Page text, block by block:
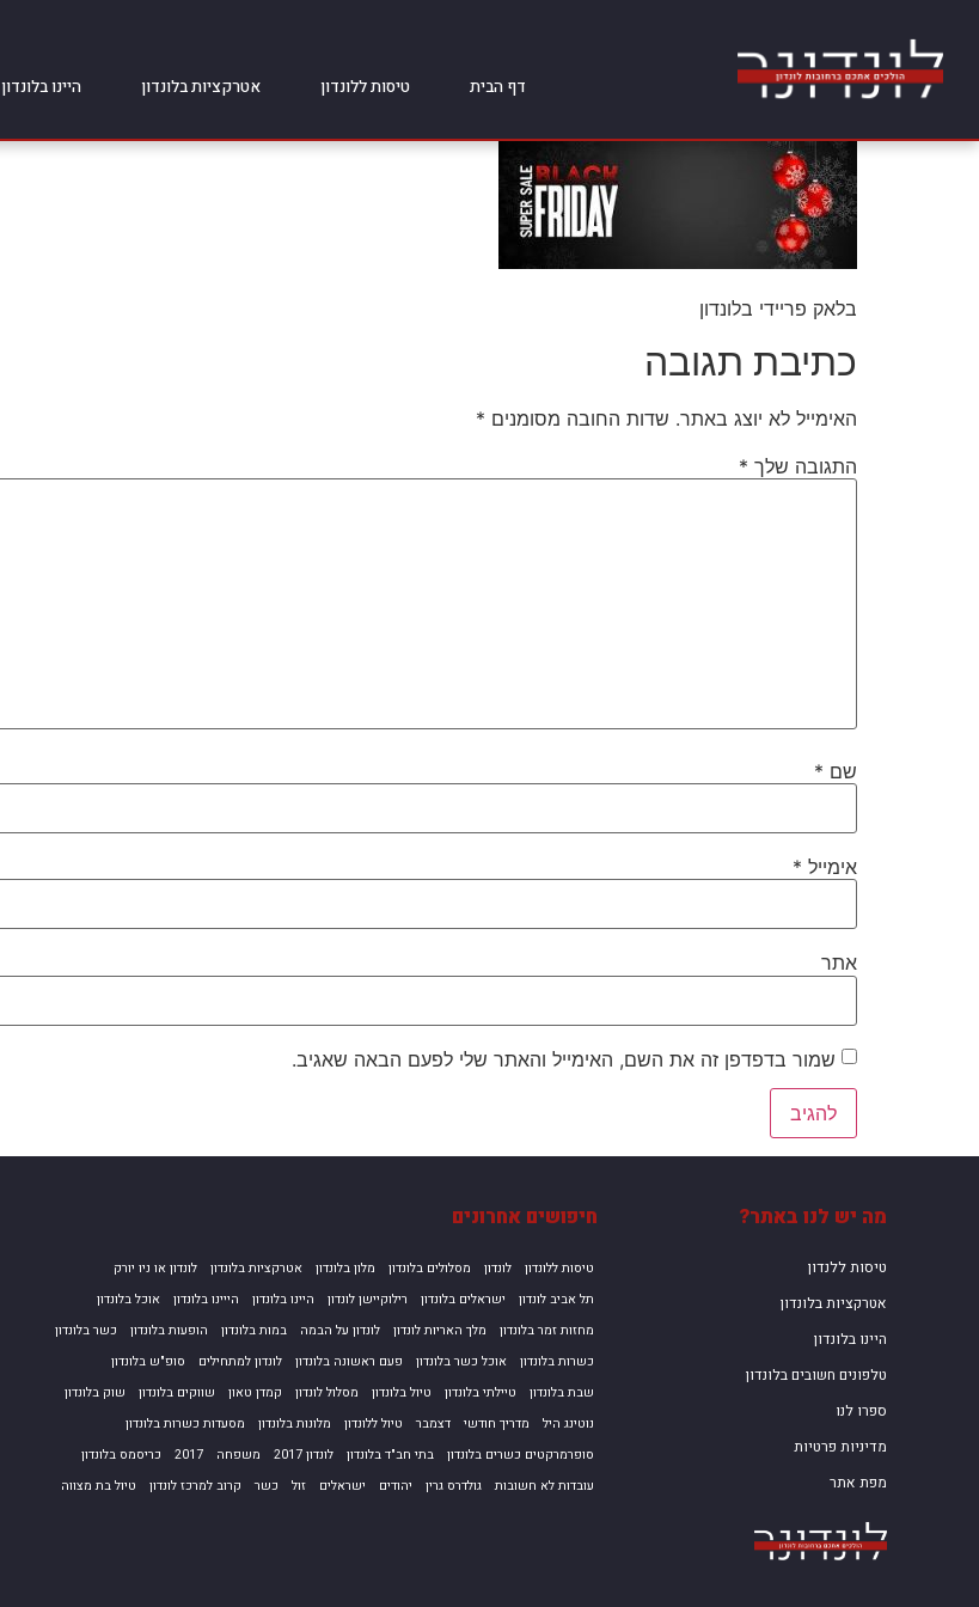
דף הבית טיסות ללונדון אטרקציות בלונדון היינו בלונדון
בלאק פריידי בלונדון
כתיבת תגובה
האימייל לא יוצג באתר. שדות החובה מסומנים *
התגובה שלך *
שם *
אימייל *
אתר
שמור בדפדפן זה את השם, האימייל והאתר שלי לפעם הבאה שאגיב.
מה יש לנו באתר?
טיסות ללנדון
אטרקציות בלונדון
היינו בלונדון
טלפונים חשובים בלונדון
ספרו לנו
מדיניות פרטיות
מפת אתר
חיפושים אחרונים
טיסות ללונדון לונדון מסלולים בלונדון מלון בלונדון אטרקציות בלונדון
לונדון או ניו יורק
תל אביב לונדון
ישראלים בלונדון רילוקיישן לונדון היינו בלונדון הייינו בלונדון
אוכל בלונדון
מחזות זמר בלונדון
מלך האריות לונדון לונדון על הבמה במות בלונדון הופעות בלונדון
כשר בלונדון
כשרות בלונדון
אוכל כשר בלונדון פעם ראשונה בלונדון לונדון למתחילים
סופ"ש בלונדון
שבת בלונדון
טיילתי בלונדון טיול בלונדון מסלול לונדון קמדן טאון שווקים בלונדון
שוק בלונדון
נוטינג היל
מדריך חודשי דצמבר טיול ללונדון מלונות בלונדון
מסעדות כשרות בלונדון
סופרמרקטים כשרים בלונדון
בתי חב"ד בלונדון לונדון 2017 משפחה 2017
כריסמס בלונדון
עובדות לא חשובות
גולדרס גרין יהודים ישראלים זול כשר קרוב למרכז לונדון טיול בת מצווה